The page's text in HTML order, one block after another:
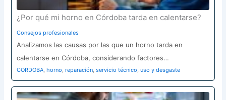
¿Por qué mi horno en Córdoba tarda en calentarse?
Consejos profesionales
Analizamos las causas por las que un horno tarda en
calentarse en Córdoba, considerando factores…
CORDOBA,horno,reparación,servicio técnico,uso y desgaste